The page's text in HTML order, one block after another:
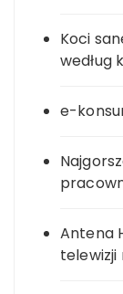
Koci
według
e-
Antena
telewizji